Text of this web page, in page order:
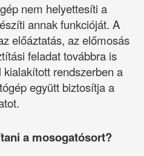
nem helyettesíti a
annak funkcióját. A
előáztatás, az előmosás
feladat továbbra is
rendszerben a
együtt biztosítja a
a mosogatósort?